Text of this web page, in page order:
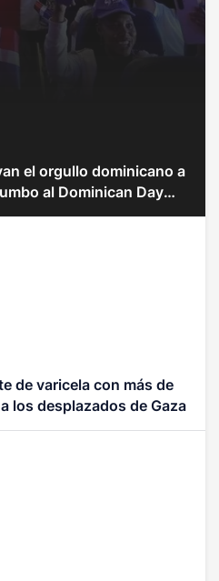
el orgullo dominicano a
al Dominican Day
de varicela con más de
los desplazados de Gaza